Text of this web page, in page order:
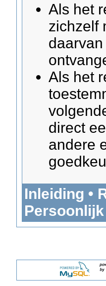
Als het
zichzelf
Als het
direct
andere
Inleiding •